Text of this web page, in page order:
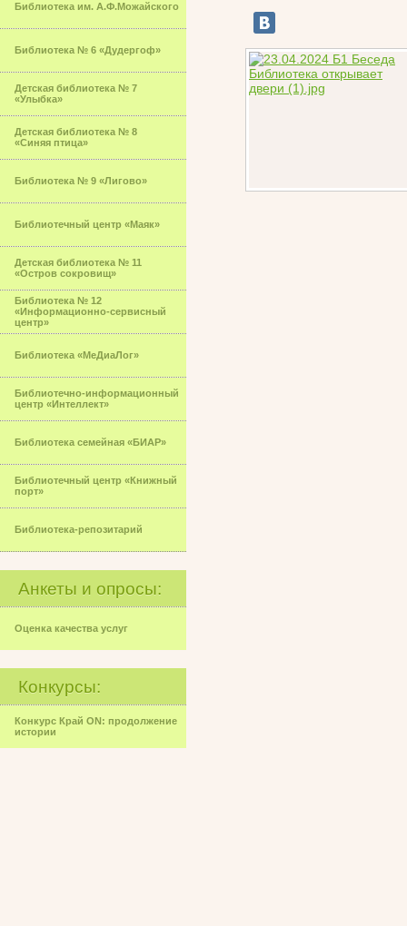
Библиотека им. А.Ф.Можайского
Библиотека № 6 «Дудергоф»
Детская библиотека № 7
«Улыбка»
Детская библиотека № 8
«Синяя птица»
Библиотека № 9 «Лигово»
Библиотечный центр «Маяк»
Детская библиотека № 11
«Остров сокровищ»
Библиотека № 12
«Информационно-сервисный
центр»
Библиотека «МеДиаЛог»
Библиотечно-информационный
центр «Интеллект»
Библиотека семейная «БИАР»
Библиотечный центр «Книжный
порт»
Библиотека-репозитарий
Анкеты и опросы:
Оценка качества услуг
Конкурсы:
Конкурс Край ON: продолжение
истории